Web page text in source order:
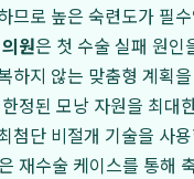
므로 높은 숙련도가 필
원은 첫 수술 실패 원인
하지 않는 맞춤형 계획
한정된 모낭 자원을 최대
첨단 비절개 기술을 사
재수술 케이스를 통해